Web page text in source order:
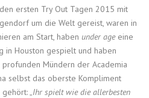
ersten Try Out Tagen 2015 mit
um die Welt gereist, waren in
am Start, haben under ageeine
in Houston gespielt und haben
profunden Mündern der Academia
selbst das oberste Kompliment
„Ihr spielt wie die allerbesten